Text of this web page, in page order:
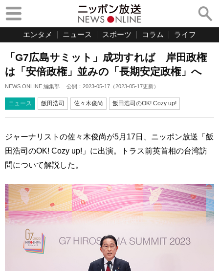
エンタメ ニュース スポーツ コラム ライフ
「G7広島サミット」成功すれば 岸田政権
は「安倍政権」並みの「長期安定政権」へ
NEWS ONLINE 編集部 公開： 2023-05-17 （2023-05-17更新）
ニュース 飯田浩司 佐々木俊尚 飯田浩司のOK! Cozy up!
ジャーナリストの佐々木俊尚が5月17日、ニッポン放送「飯
田浩司のOK! Cozy up!」に出演。トラス前英首相の台湾訪
問について解説した。